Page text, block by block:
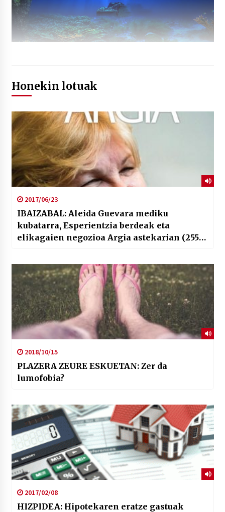
Honekin lotuak
2017/06/23
IBAIZABAL: Aleida Guevara mediku
kubatarra, Esperientzia berdeak eta
elikagaien negozioa Argia astekarian (2559.
2018/10/15
PLAZERA ZEURE ESKUETAN: Zer da
lumofobia?
2017/02/08
HIZPIDEA: Hipotekaren eratze gastuak